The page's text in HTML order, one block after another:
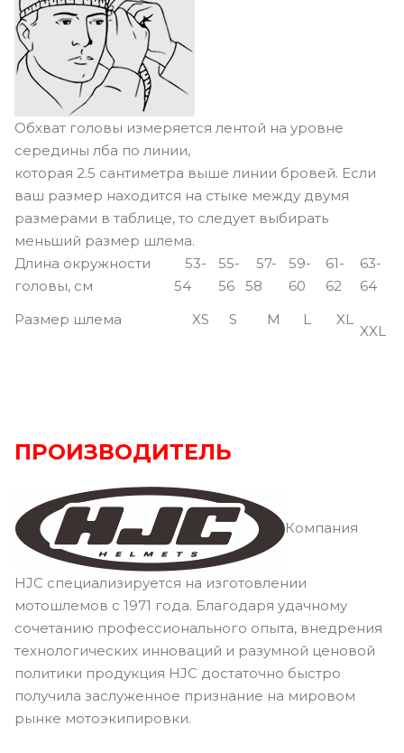
Обхват головы измеряется лентой на уровне
середины лба по линии,
которая 2.5 сантиметра выше линии бровей. Если
ваш размер находится на стыке между двумя
размерами в таблице, то следует выбирать
меньший размер шлема.
Длина окружности
головы, см
53-
54
55-
56
57-
58
59-
60
61-
62
63-
64
Размер шлема
XS S M L XL
XXL
ПРОИЗВОДИТЕЛЬ
Компания
HJC специализируется на изготовлении
мотошлемов с 1971 года. Благодаря удачному
сочетанию профессионального опыта, внедрения
технологических инноваций и разумной ценовой
политики продукция HJC достаточно быстро
получила заслуженное признание на мировом
рынке мотоэкипировки.